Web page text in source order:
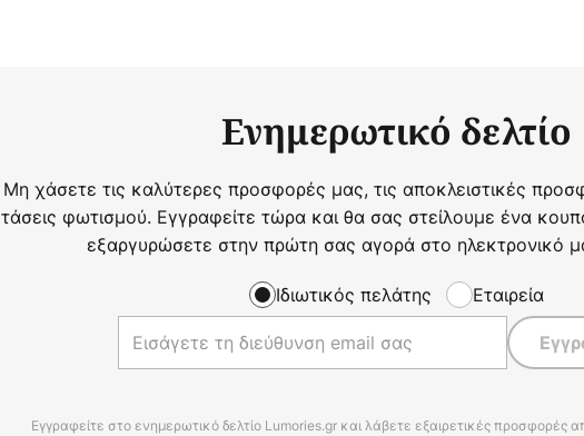
Ενημερωτικό δελτίο
Μη χάσετε τις καλύτερες προσφορές μας, τις αποκλειστικές
τάσεις φωτισμού. Εγγραφείτε τώρα και θα σας στείλουμε ένα
εξαργυρώσετε στην πρώτη σας αγορά στο ηλεκτρονικό
Ιδιωτικός πελάτης Εταιρεία
Εγγραφείτε στο ενημερωτικό δελτίο Lumories.gr και λάβετε εξαιρετικές